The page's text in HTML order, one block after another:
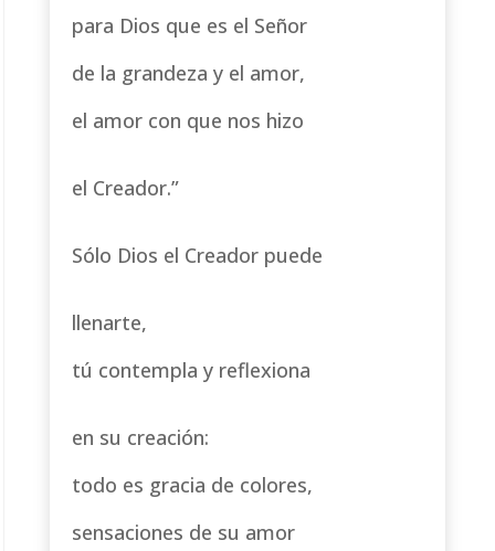
para Dios que es el Señor
de la grandeza y el amor,
el amor con que nos hizo
el Creador.”
Sólo Dios el Creador puede
llenarte,
tú contempla y reflexiona
en su creación:
todo es gracia de colores,
sensaciones de su amor